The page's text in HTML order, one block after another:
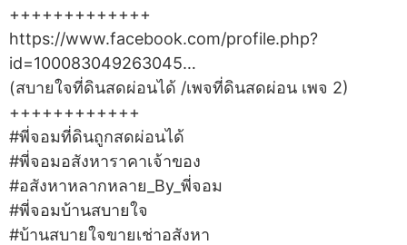
+++++++++++++
https://www.facebook.com/profile.php?
id=100083049263045…
(สบายใจที่ดินสดผ่อนได้ /เพจที่ดินสดผ่อน เพจ 2)
++++++++++++
#พี่จอมที่ดินถูกสดผ่อนได้
#พี่จอมอสังหาราคาเจ้าของ
#อสังหาหลากหลาย_By_พี่จอม
#พี่จอมบ้านสบายใจ
#บ้านสบายใจขายเช่าอสังหา